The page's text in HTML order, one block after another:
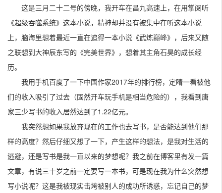
这是三月二十二号的傍晚，我开车在昌九高速上，在用掌阅听
《超级吞噬系统》这本小说，精神却并没有被集中在听这本小说
上，脑海里想着最近一直在追得一本小说《武炼巅峰》，后来又随
之联想到大神辰东写的《完美世界》，想着其主角石昊的成长经
历。
我用手机百度了一下中国作家2017年的排行榜，定睛一看被他
们的收入吸引了过去（固然开车玩手机是相当危险的），我看到唐
家三少写书的收入居然达到了1.22亿元。
我突然想如果我放弃现在的工作也去写书，是否能达到他们那
样的高度？然后仔细又想了一下，产生这样的想法，是我对生活的
逃避，还是写书是我一直以来的梦想呢？我之前在博客里有发一篇
文章，有说三十岁之前一定要写一本书，可是现在我为什么突然想
写小说呢？这是我被现实击垮被别人的成功所诱惑，忘记自己的梦